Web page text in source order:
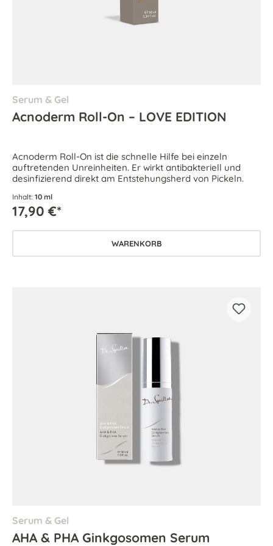
Serum & Gel
Acnoderm Roll-On – LOVE EDITION
Acnoderm Roll-On ist die schnelle Hilfe bei einzeln
auftretenden Unreinheiten. Er wirkt antibakteriell und
desinfizierend direkt am Entstehungsherd von Pickeln.
Inhalt: 10 ml
17,90 €*
WARENKORB
Serum & Gel
AHA & PHA Ginkgosomen Serum